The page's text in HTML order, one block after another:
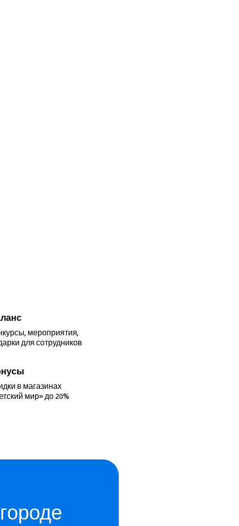
мероприятия,
для сотрудников
в магазинах
мир» до 20%